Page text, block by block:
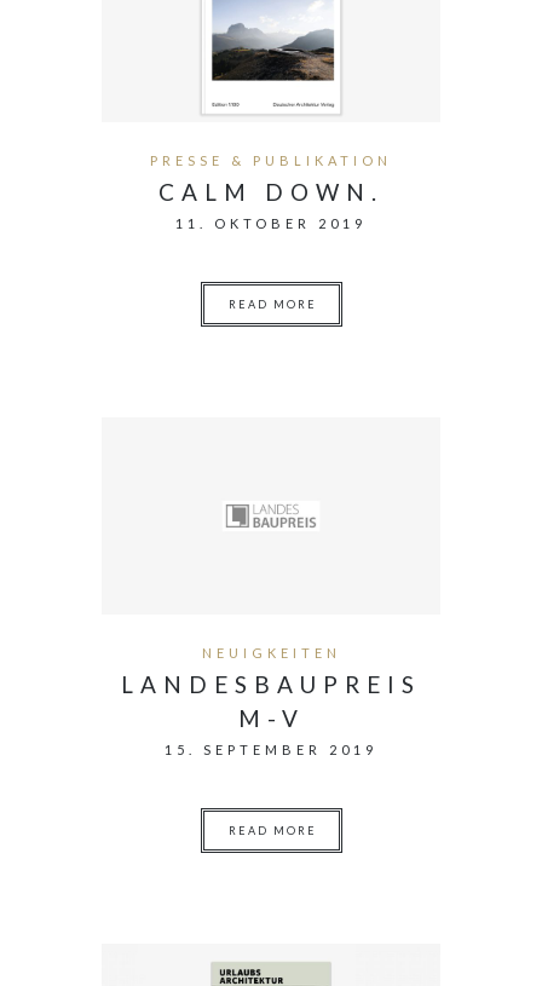
PRESSE & PUBLIKATION
CALM DOWN.
11. OKTOBER 2019
READ MORE
NEUIGKEITEN
LANDESBAUPREIS
M-V
15. SEPTEMBER 2019
READ MORE